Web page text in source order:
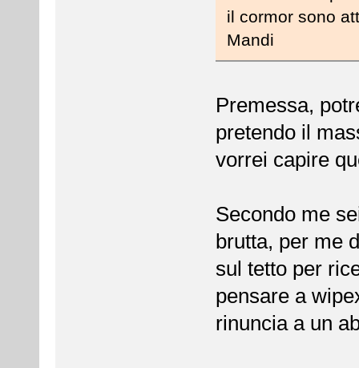
il cormor sono
Mandi
Premessa,
pretendo il
vorrei capire
Secondo me
brutta, per me
sul tetto per
pensare a
rinuncia a un